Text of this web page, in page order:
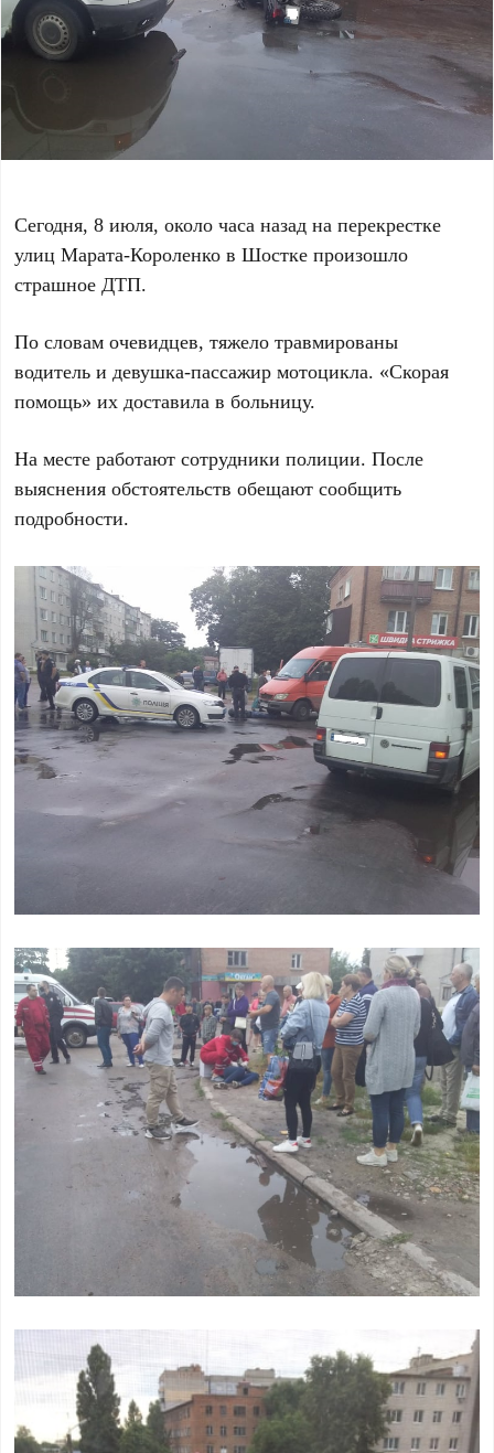
Сегодня, 8 июля, около часа назад на перекрестке
улиц Марата-Короленко в Шостке произошло
страшное ДТП.
По словам очевидцев, тяжело травмированы
водитель и девушка-пассажир мотоцикла. «Скорая
помощь» их доставила в больницу.
На месте работают сотрудники полиции. После
выяснения обстоятельств обещают сообщить
подробности.